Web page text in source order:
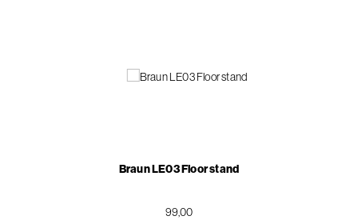
Braun LE03 Floor stand
99,00